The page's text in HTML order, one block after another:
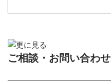
ご相談・お問い合わせ